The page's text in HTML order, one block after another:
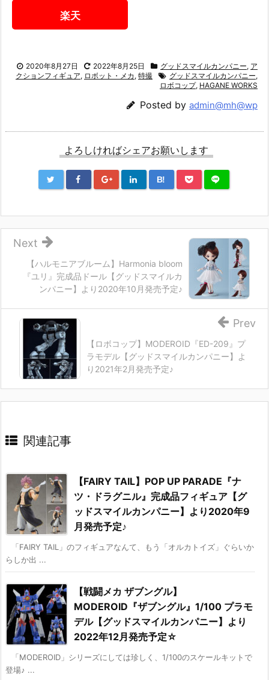
楽天
2020年8月27日 2022年8月25日 グッドスマイルカンパニー, ア
クションフィギュア, ロボット・メカ , 特撮 グッドスマイルカンパニー,
ロボコップ, HAGANE WORKS
Posted by admin@mh@wp
よろしければシェアお願いします
B!
【ハルモニアブルーム】Harmonia bloom
『ユリ』完成品ドール【グッドスマイルカ
ンパニー】より2020年10月発売予定♪
Next
【ロボコップ】MODEROID『ED-209』プ
ラモデル【グッドスマイルカンパニー】よ
り2021年2月発売予定♪
Prev
関連記事
【FAIRY TAIL】POP UP PARADE『ナ
ツ・ドラグニル』完成品フィギュア【グ
ッドスマイルカンパニー】より2020年9
月発売予定♪
「FAIRY TAIL」のフィギュアなんて、もう「オルカトイズ」ぐらいか
らしか出 ...
【戦闘メカ ザブングル】
MODEROID『ザブングル』1/100 プラモ
デル【グッドスマイルカンパニー】より
2022年12月発売予定☆
「MODEROID」シリーズにしては珍しく、1/100のスケールキットで
登場♪ ...